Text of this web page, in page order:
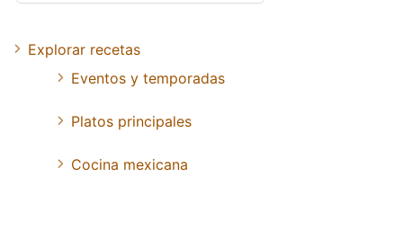
Explorar recetas
Eventos y temporadas
Platos principales
Cocina mexicana